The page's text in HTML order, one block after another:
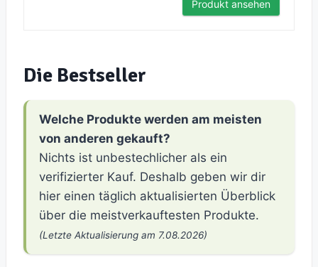
Produkt ansehen
Die Bestseller
Welche Produkte werden am meisten
von anderen gekauft?
Nichts ist unbestechlicher als ein
verifizierter Kauf. Deshalb geben wir dir
hier einen täglich aktualisierten Überblick
über die meistverkauftesten Produkte.
(Letzte Aktualisierung am 7.08.2026)